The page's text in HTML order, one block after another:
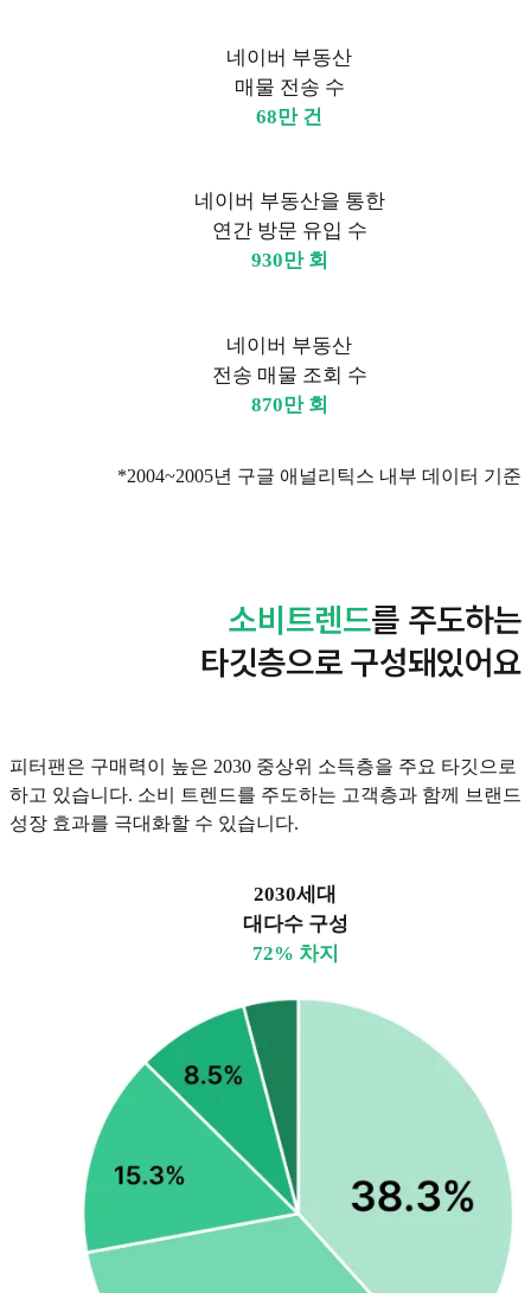
네이버 부동산
매물 전송 수
68만 건
네이버 부동산을 통한
연간 방문 유입 수
930만 회
네이버 부동산
전송 매물 조회 수
870만 회
*2004~2005년 구글 애널리틱스 내부 데이터 기준
소비트렌드를 주도하는
타깃층으로 구성돼있어요
피터팬은 구매력이 높은 2030 중상위 소득층을 주요 타깃으로
하고 있습니다. 소비 트렌드를 주도하는 고객층과 함께 브랜드
성장 효과를 극대화할 수 있습니다.
2030세대
대다수 구성
72% 차지